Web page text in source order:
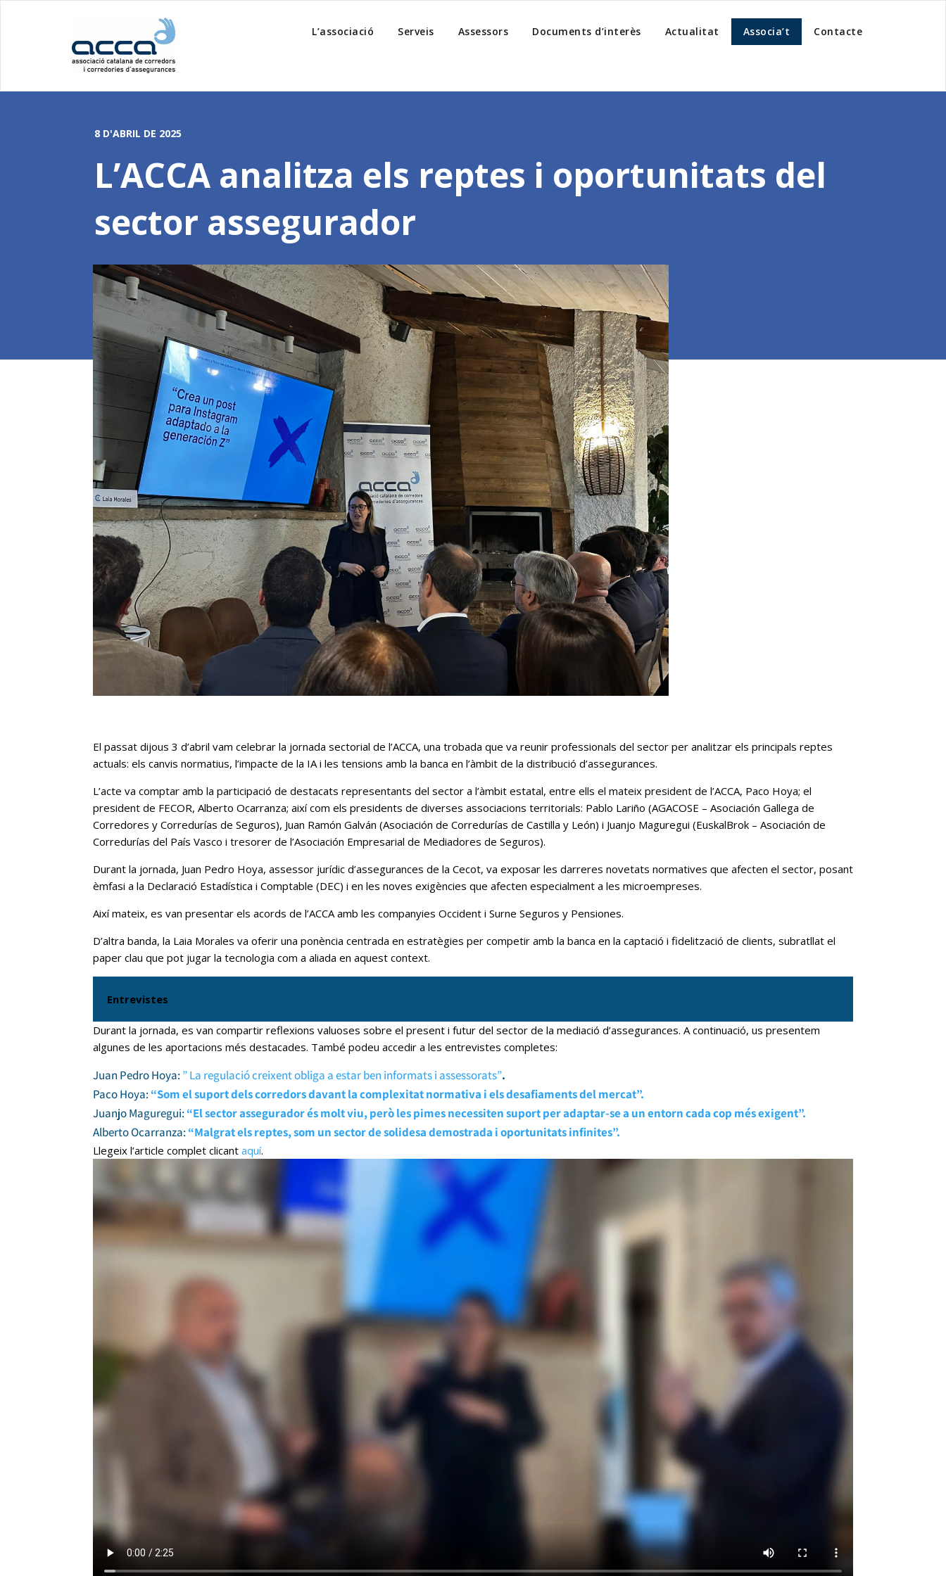
L’associació Serveis Assessors Documents d’interès Actualitat Associa’t Contacte
8 D'ABRIL DE 2025
L’ACCA analitza els reptes i oportunitats del
sector assegurador
El passat dijous 3 d’abril vam celebrar la jornada sectorial de l’ACCA, una trobada que va reunir professionals del sector per analitzar els principals reptes
actuals: els canvis normatius, l’impacte de la IA i les tensions amb la banca en l’àmbit de la distribució d’assegurances.
L’acte va comptar amb la participació de destacats representants del sector a l’àmbit estatal, entre ells el mateix president de l’ACCA, Paco Hoya; el
president de FECOR, Alberto Ocarranza; així com els presidents de diverses associacions territorials: Pablo Lariño (AGACOSE – Asociación Gallega de
Corredores y Corredurías de Seguros), Juan Ramón Galván (Asociación de Corredurías de Castilla y León) i Juanjo Maguregui (EuskalBrok – Asociación de
Corredurías del País Vasco i tresorer de l’Asociación Empresarial de Mediadores de Seguros).
Durant la jornada, Juan Pedro Hoya, assessor jurídic d’assegurances de la Cecot, va exposar les darreres novetats normatives que afecten el sector, posant
èmfasi a la Declaració Estadística i Comptable (DEC) i en les noves exigències que afecten especialment a les microempreses.
Així mateix, es van presentar els acords de l’ACCA amb les companyies Occident i Surne Seguros y Pensiones.
D’altra banda, la Laia Morales va oferir una ponència centrada en estratègies per competir amb la banca en la captació i fidelització de clients, subratllat el
paper clau que pot jugar la tecnologia com a aliada en aquest context.
Entrevistes
Durant la jornada, es van compartir reflexions valuoses sobre el present i futur del sector de la mediació d’assegurances. A continuació, us presentem
algunes de les aportacions més destacades. També podeu accedir a les entrevistes completes:
Juan Pedro Hoya:” La regulació creixent obliga a estar ben informats i assessorats”.
Paco Hoya:“Som el suport dels corredors davant la complexitat normativa i els desafiaments del mercat”.
Juanjo Maguregui:“El sector assegurador és molt viu, però les pimes necessiten suport per adaptar-se a un entorn cada cop més exigent”.
Alberto Ocarranza:“Malgrat els reptes, som un sector de solidesa demostrada i oportunitats infinites”.
Llegeix l’article complet clicant aquí.